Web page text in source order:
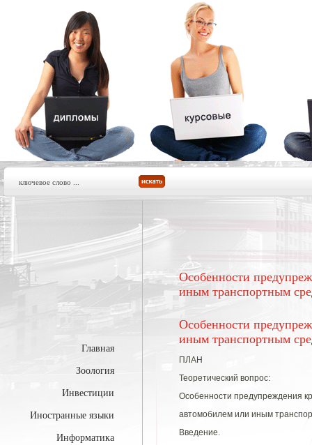
Главная
Зоология
Инвестиции
Иностранные языки
Информатика
Особенности
иным транспортным
Особенности
иным транспортным
ПЛАН
Теоретический вопрос:
Особенности предупреждения
автомобилем или иным
Введение.